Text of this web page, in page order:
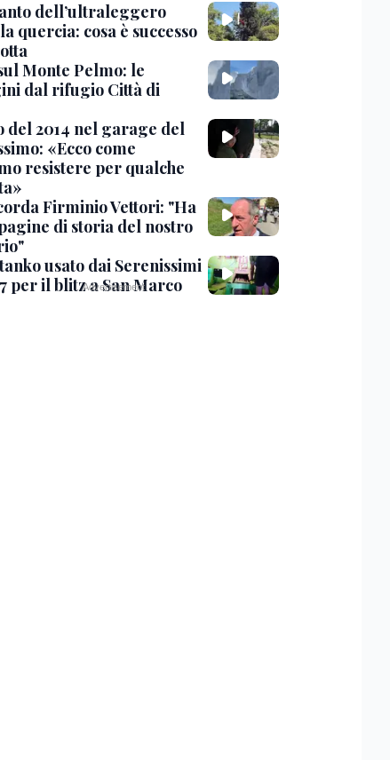
dell’ultraleggero
quercia: cosa è successo
Monte Pelmo: le
dal rifugio Città di
del 2014 nel garage del
«Ecco come
resistere per qualche
Firminio Vettori: "Ha
di storia del nostro
usato dai Serenissimi
per il blitz a San Marco